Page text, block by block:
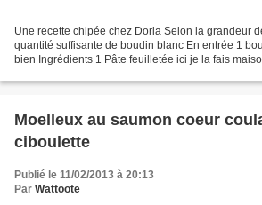
Une recette chipée chez Doria Selon la grandeur
quantité suffisante de boudin blanc En entrée 1
bien Ingrédients 1 Pâte feuilletée ici je la fais
Moelleux au saumon coeur
ciboulette
Publié le 11/02/2013 à 20:13
Par Wattoote